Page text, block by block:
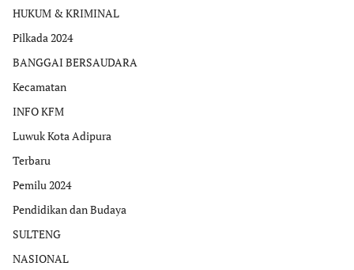
HUKUM & KRIMINAL
Pilkada 2024
BANGGAI BERSAUDARA
Kecamatan
INFO KFM
Luwuk Kota Adipura
Terbaru
Pemilu 2024
Pendidikan dan Budaya
SULTENG
NASIONAL